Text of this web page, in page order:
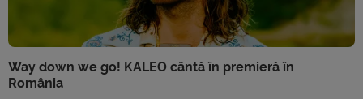
Way down we go! KALEO cântă în premieră în
România